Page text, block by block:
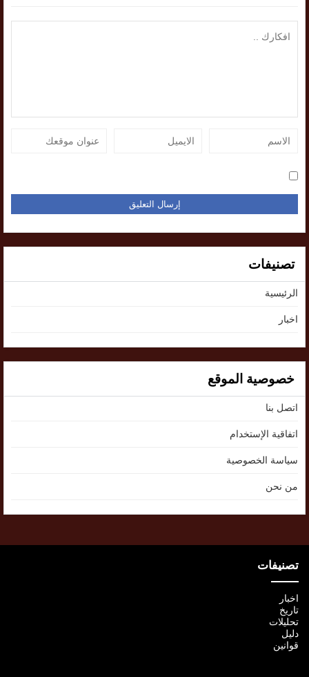
تصنيفات
الرئيسية
اخبار
خصوصية الموقع
اتصل بنا
اتفاقية الإستخدام
سياسة الخصوصية
من نحن
تصنيفات
اخبار
تاريخ
تحليلات
دليل
قوانين